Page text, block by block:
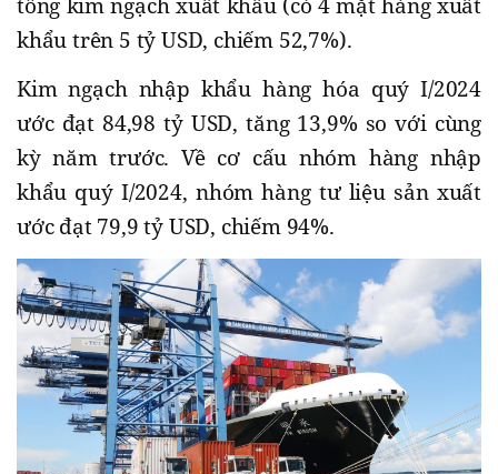
khẩu trên 5 tỷ USD, chiếm 52,7%).
Kim ngạch nhập khẩu hàng hóa quý I/2024
ước đạt 84,98 tỷ USD, tăng 13,9% so với cùng
kỳ năm trước. Về cơ cấu nhóm hàng nhập
khẩu quý I/2024, nhóm hàng tư liệu sản xuất
ước đạt 79,9 tỷ USD, chiếm 94%.